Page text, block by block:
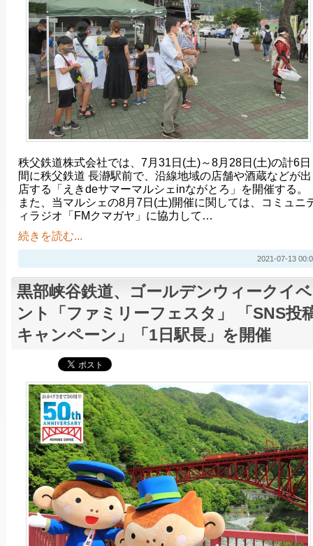
秩父鉄道株式会社では、7月31日(土)～8月28日(土)の計6日
間に秩父鉄道 長瀞駅前で、沿線地域の店舗や酒蔵などが出
店する「えきdeサマーマルシェinながとろ」を開催する。
また、当マルシェの8月7日(土)開催に関しては、コミュニ
ィラジオ「FMクマガヤ」に協力して…
続きを読む...
2021-07-13
黒部峡谷鉄道、ゴールデンウィークイベ
ント「ファミリーフェスタ」 「SNS投
キャンペーン」「1日駅長」を開催